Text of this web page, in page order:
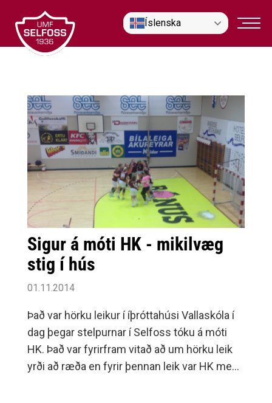
efni
Íslenska
Sigur á móti HK - mikilvæg
stig í hús
01.11.2014
Það var hörku leikur í íþróttahúsi Vallaskóla í
dag þegar stelpurnar í Selfoss tóku á móti
HK. Það var fyrirfram vitað að um hörku leik
yrði að ræða en fyrir þennan leik var HK með